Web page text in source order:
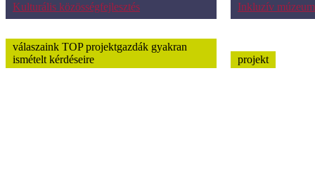
Kulturális közösségfejlesztés Inkluzív múzeum
válaszaink TOP projektgazdák gyakran
ismételt kérdéseire
projekt